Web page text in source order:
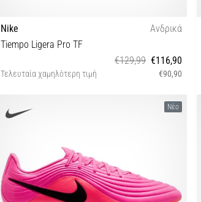
Nike
Ανδρικά
Tiempo Ligera Pro TF
€129,99 €116,90
Τελευταία χαμηλότερη τιμή €90,90
Νέο